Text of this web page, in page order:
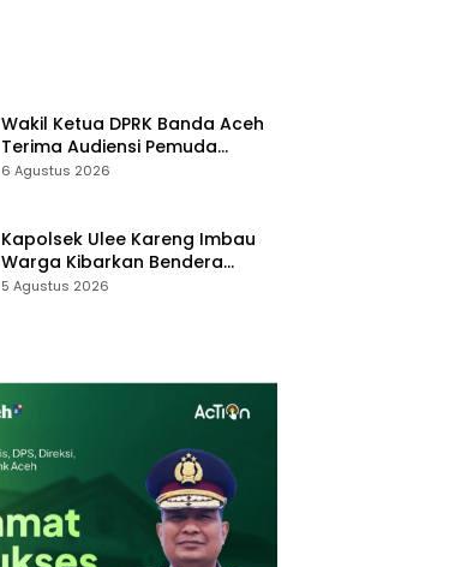
Wakil Ketua DPRK Banda Aceh
Terima Audiensi Pemuda
Gampong Ilie
6 Agustus 2026
Kapolsek Ulee Kareng Imbau
Warga Kibarkan Bendera
Merah Putih Selama Bulan
5 Agustus 2026